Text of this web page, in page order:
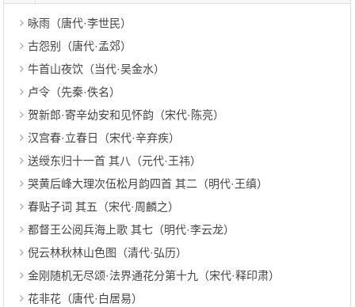
咏雨（唐代·李世民）
古怨别（唐代·孟郊）
牛首山夜饮（当代·吴金水）
卢令（先秦·佚名）
贺新郎·寄辛幼安和见怀韵（宋代·陈亮）
汉宫春·立春日（宋代·辛弃疾）
送绶东归十一首 其八（元代·王祎）
哭黄后峰大理次伍松月韵四首 其二（明代·王缜）
春贴子词 其五（宋代·周麟之）
都督王公阅兵海上歌 其七（明代·李云龙）
倪云林秋林山色图（清代·弘历）
金刚随机无尽颂·法界通花分第十九（宋代·释印肃）
花非花（唐代·白居易）